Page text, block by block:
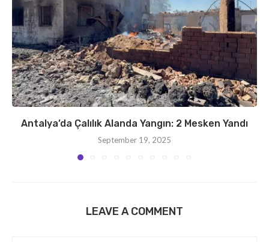
Antalya’da Çalılık Alanda Yangın: 2 Mesken Yandı
September 19, 2025
LEAVE A COMMENT